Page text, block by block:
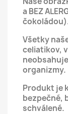
a BEZ
Všetky
celiatikov,
organizmy.
Produkt je
bezpečné,
schválené.